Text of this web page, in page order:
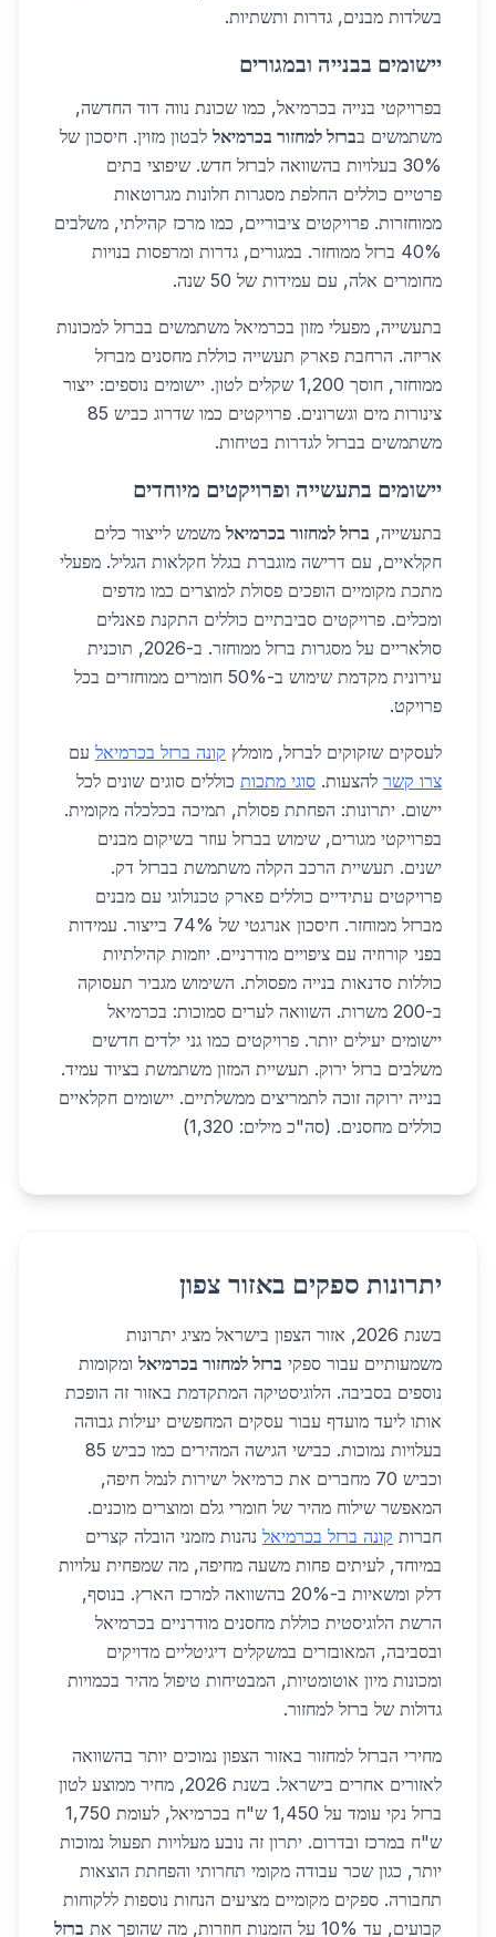
בשלדות מבנים, גדרות ותשתיות.
יישומים בבנייה ובמגורים
בפרויקטי בנייה בכרמיאל, כמו שכונת נווה דוד החדשה,
משתמשים בברזל למחזור בכרמיאל לבטון מזוין. חיסכון של
30% בעלויות בהשוואה לברזל חדש. שיפוצי בתים
פרטיים כוללים החלפת מסגרות חלונות מגרוטאות
ממוחזרות. פרויקטים ציבוריים, כמו מרכז קהילתי, משלבים
40% ברזל ממוחזר. במגורים, גדרות ומרפסות בנויות
מחומרים אלה, עם עמידות של 50 שנה.
בתעשייה, מפעלי מזון בכרמיאל משתמשים בברזל למכונות
אריזה. הרחבת פארק תעשייה כוללת מחסנים מברזל
ממוחזר, חוסך 1,200 שקלים לטון. יישומים נוספים: ייצור
צינורות מים וגשרונים. פרויקטים כמו שדרוג כביש 85
משתמשים בברזל לגדרות בטיחות.
יישומים בתעשייה ופרויקטים מיוחדים
בתעשייה, ברזל למחזור בכרמיאל משמש לייצור כלים
חקלאיים, עם דרישה מוגברת בגלל חקלאות הגליל. מפעלי
מתכת מקומיים הופכים פסולת למוצרים כמו מדפים
ומכלים. פרויקטים סביבתיים כוללים התקנת פאנלים
סולאריים על מסגרות ברזל ממוחזר. ב-2026, תוכנית
עירונית מקדמת שימוש ב-50% חומרים ממוחזרים בכל
פרויקט.
לעסקים שזקוקים לברזל, מומלץ קונה ברזל בכרמיאל עם
צרו קשר להצעות. סוגי מתכות כוללים סוגים שונים לכל
יישום. יתרונות: הפחתת פסולת, תמיכה בכלכלה מקומית.
בפרויקטי מגורים, שימוש בברזל עוזר בשיקום מבנים
ישנים. תעשיית הרכב הקלה משתמשת בברזל דק.
פרויקטים עתידיים כוללים פארק טכנולוגי עם מבנים
מברזל ממוחזר. חיסכון אנרגטי של 74% בייצור. עמידות
בפני קורוזיה עם ציפויים מודרניים. יוזמות קהילתיות
כוללות סדנאות בנייה מפסולת. השימוש מגביר תעסוקה
ב-200 משרות. השוואה לערים סמוכות: בכרמיאל
יישומים יעילים יותר. פרויקטים כמו גני ילדים חדשים
משלבים ברזל ירוק. תעשיית המזון משתמשת בציוד עמיד.
בנייה ירוקה זוכה לתמריצים ממשלתיים. יישומים חקלאיים
כוללים מחסנים. (סה"כ מילים: 1,320)
יתרונות ספקים באזור צפון
בשנת 2026, אזור הצפון בישראל מציג יתרונות
משמעותיים עבור ספקי ברזל למחזור בכרמיאל ומקומות
נוספים בסביבה. הלוגיסטיקה המתקדמת באזור זה הופכת
אותו ליעד מועדף עבור עסקים המחפשים יעילות גבוהה
בעלויות נמוכות. כבישי הגישה המהירים כמו כביש 85
וכביש 70 מחברים את כרמיאל ישירות לנמל חיפה,
המאפשר שילוח מהיר של חומרי גלם ומוצרים מוכנים.
חברות קונה ברזל בכרמיאל נהנות מזמני הובלה קצרים
במיוחד, לעיתים פחות משעה מחיפה, מה שמפחית עלויות
דלק ומשאיות ב-20% בהשוואה למרכז הארץ. בנוסף,
הרשת הלוגיסטית כוללת מחסנים מודרניים בכרמיאל
ובסביבה, המאובזרים במשקלים דיגיטליים מדויקים
ומכונות מיון אוטומטיות, המבטיחות טיפול מהיר בכמויות
גדולות של ברזל למחזור.
מחירי הברזל למחזור באזור הצפון נמוכים יותר בהשוואה
לאזורים אחרים בישראל. בשנת 2026, מחיר ממוצע לטון
ברזל נקי עומד על 1,450 ש"ח בכרמיאל, לעומת 1,750
ש"ח במרכז ובדרום. יתרון זה נובע מעלויות תפעול נמוכות
יותר, כגון שכר עבודה מקומי תחרותי והפחתת הוצאות
תחבורה. ספקים מקומיים מציעים הנחות נוספות ללקוחות
קבועים, עד 10% על הזמנות חוזרות, מה שהופך את
ברזל